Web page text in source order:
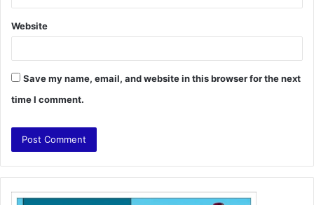
Website
Save my name, email, and website in this browser for the next
time I comment.